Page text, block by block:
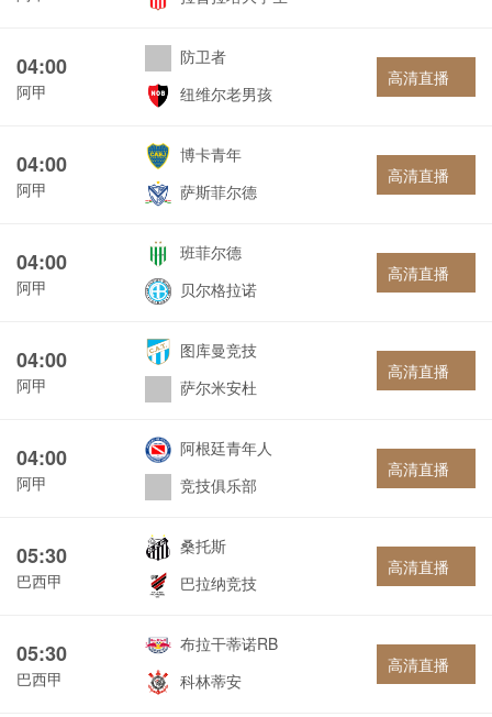
04:00
阿甲
防卫者
纽维尔老男孩
高清直播
04:00
阿甲
博卡青年
萨斯菲尔德
高清直播
04:00
阿甲
班菲尔德
贝尔格拉诺
高清直播
04:00
阿甲
图库曼竞技
萨尔米安杜
高清直播
04:00
阿甲
阿根廷青年人
竞技俱乐部
高清直播
05:30
巴西甲
桑托斯
巴拉纳竞技
高清直播
05:30
巴西甲
布拉干蒂诺RB
科林蒂安
高清直播